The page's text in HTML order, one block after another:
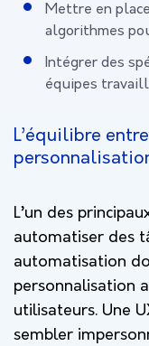
Mettre en
algorithmes
Intégrer des
équipes
L’équilibre
L’un des
automatiser des
automatisation
personnalisation
utilisateurs. Une
sembler